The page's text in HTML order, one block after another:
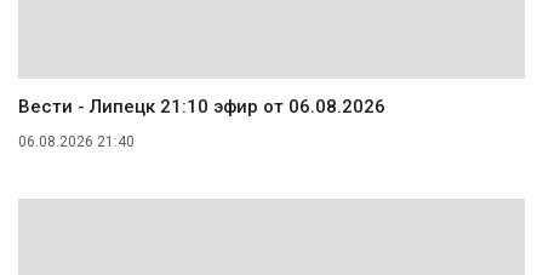
Вести - Липецк 21:10 эфир от 06.08.2026
06.08.2026 21:40